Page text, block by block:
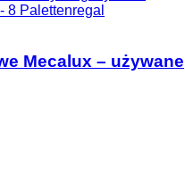
8 Palettenregal
Mecalux – używane